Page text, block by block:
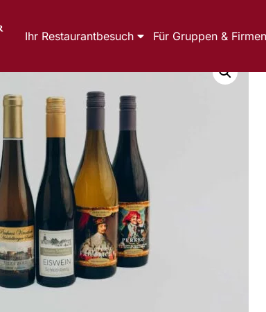
Ihr Restaurantbesuch Für Gruppen & Firmen